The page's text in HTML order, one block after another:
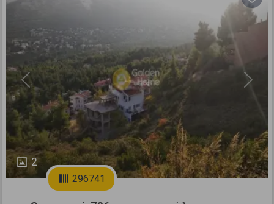
2
Previous Next
296741